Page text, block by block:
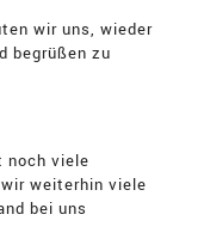
wir uns, wieder
begrüßen zu
noch viele
weiterhin viele
bei uns